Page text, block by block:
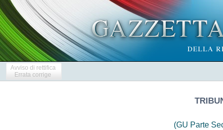
Avviso di rettifica
Errata corrige
(GU Parte